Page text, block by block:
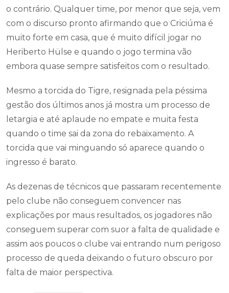
o contrário. Qualquer time, por menor que seja, vem
com o discurso pronto afirmando que o Criciúma é
muito forte em casa, que é muito difícil jogar no
Heriberto Hülse e quando o jogo termina vão
embora quase sempre satisfeitos com o resultado.
Mesmo a torcida do Tigre, resignada pela péssima
gestão dos últimos anos já mostra um processo de
letargia e até aplaude no empate e muita festa
quando o time sai da zona do rebaixamento. A
torcida que vai minguando só aparece quando o
ingresso é barato.
As dezenas de técnicos que passaram recentemente
pelo clube não conseguem convencer nas
explicações por maus resultados, os jogadores não
conseguem superar com suor a falta de qualidade e
assim aos poucos o clube vai entrando num perigoso
processo de queda deixando o futuro obscuro por
falta de maior perspectiva.